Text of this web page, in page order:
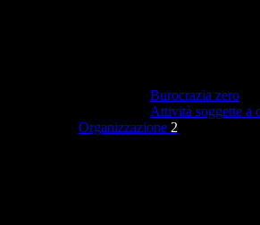
Burocrazia zero
Attività soggette a
Organizzazione 2